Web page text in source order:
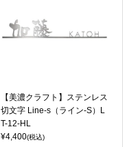
【美濃クラフト】ステンレス
切文字 Line-s（ライン-S）L
T-12-HL
¥4,400(税込)